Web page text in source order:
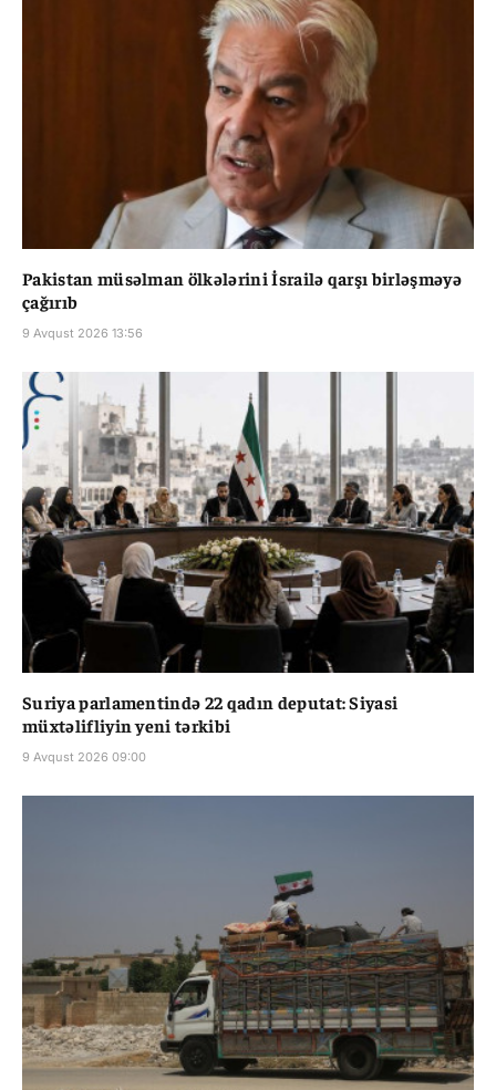
Pakistan müsəlman ölkələrini İsrailə qarşı birləşməyə
çağırıb
9 Avqust 2026 13:56
Suriya parlamentində 22 qadın deputat: Siyasi
müxtəlifliyin yeni tərkibi
9 Avqust 2026 09:00